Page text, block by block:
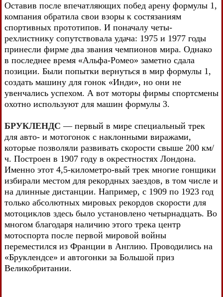
Оставив после впечатляющих побед арену формулы 1,
компания обратила свои взоры к состязаниям
спортивных прототипов. И поначалу четы-
рехлистнику сопутствовала удача: 1975 и 1977 годы
принесли фирме два звания чемпионов мира. Однако
в последнее время «Альфа-Ромео» заметно сдала
позиции. Были попытки вернуться в мир формулы 1,
создать машину для гонок «Инди», но они не
увенчались успехом. А вот моторы фирмы спортсмены
охотно используют для машин формулы 3.
БРУКЛЕНДС — первый в мире специальный трек
для авто- и мотогонок с наклонными виражами,
которые позволяли развивать скорости свыше 200 км/
ч. Построен в 1907 году в окрестностях Лондона.
Именно этот 4,5-километро-вый трек многие гонщики
избирали местом для рекордных заездов, в том числе и
на длинные дистанции. Например, с 1909 по 1923 год
только абсолютных мировых рекордов скорости для
мотоциклов здесь было установлено четырнадцать. Во
многом благодаря наличию этого трека центр
мотоспорта после первой мировой войны
переместился из Франции в Англию. Проводились на
«Бруклендсе» и автогонки за Большой приз
Великобритании.